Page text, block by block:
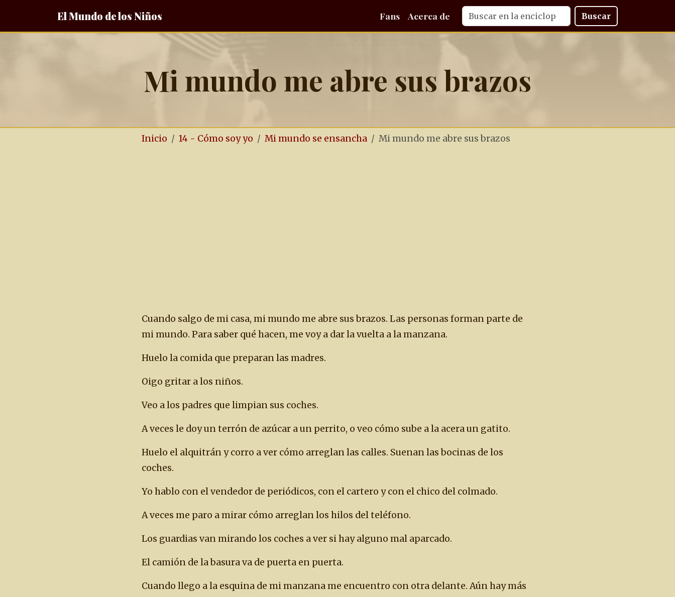
El Mundo de los Niños Fans Acerca de Buscar
Mi mundo me abre sus brazos
Inicio 14 - Cómo soy yo Mi mundo se ensancha Mi mundo me abre sus brazos
Cuando salgo de mi casa, mi mundo me abre sus brazos. Las personas forman parte de
mi mundo. Para saber qué hacen, me voy a dar la vuelta a la manzana.
Huelo la comida que preparan las madres.
Oigo gritar a los niños.
Veo a los padres que limpian sus coches.
A veces le doy un terrón de azúcar a un perrito, o veo cómo sube a la acera un gatito.
Huelo el alquitrán y corro a ver cómo arreglan las calles. Suenan las bocinas de los
coches.
Yo hablo con el vendedor de periódicos, con el cartero y con el chico del colmado.
A veces me paro a mirar cómo arreglan los hilos del teléfono.
Los guardias van mirando los coches a ver si hay alguno mal aparcado.
El camión de la basura va de puerta en puerta.
Cuando llego a la esquina de mi manzana me encuentro con otra delante. Aún hay más